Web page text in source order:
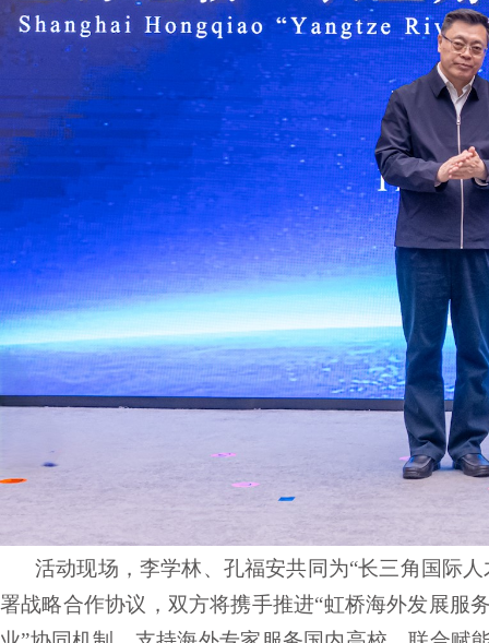
活动现场，李学林、孔福安共同为“长三角国际
署战略合作协议，双方将携手推进“虹桥海外发展